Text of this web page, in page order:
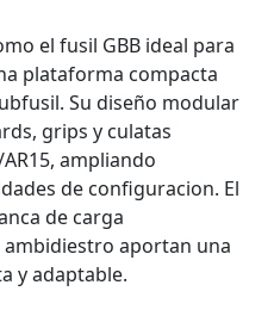
el fusil GBB ideal para
plataforma compacta
Su diseño modular
grips y culatas
ampliando
de configuracion. El
de carga
aportan una
y adaptable.